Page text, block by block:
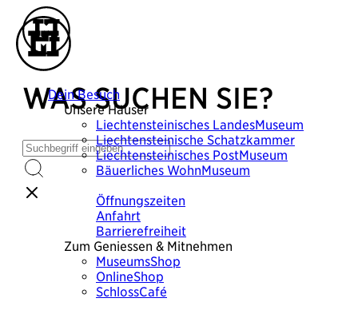
Dein Besuch
Unsere Häuser
Liechtensteinisches LandesMuseum
Liechtensteinische Schatzkammer
Liechtensteinisches PostMuseum
Bäuerliches WohnMuseum
Öffnungszeiten
Anfahrt
Barrierefreiheit
Zum Geniessen & Mitnehmen
MuseumsShop
OnlineShop
SchlossCafé
WAS SUCHEN SIE?